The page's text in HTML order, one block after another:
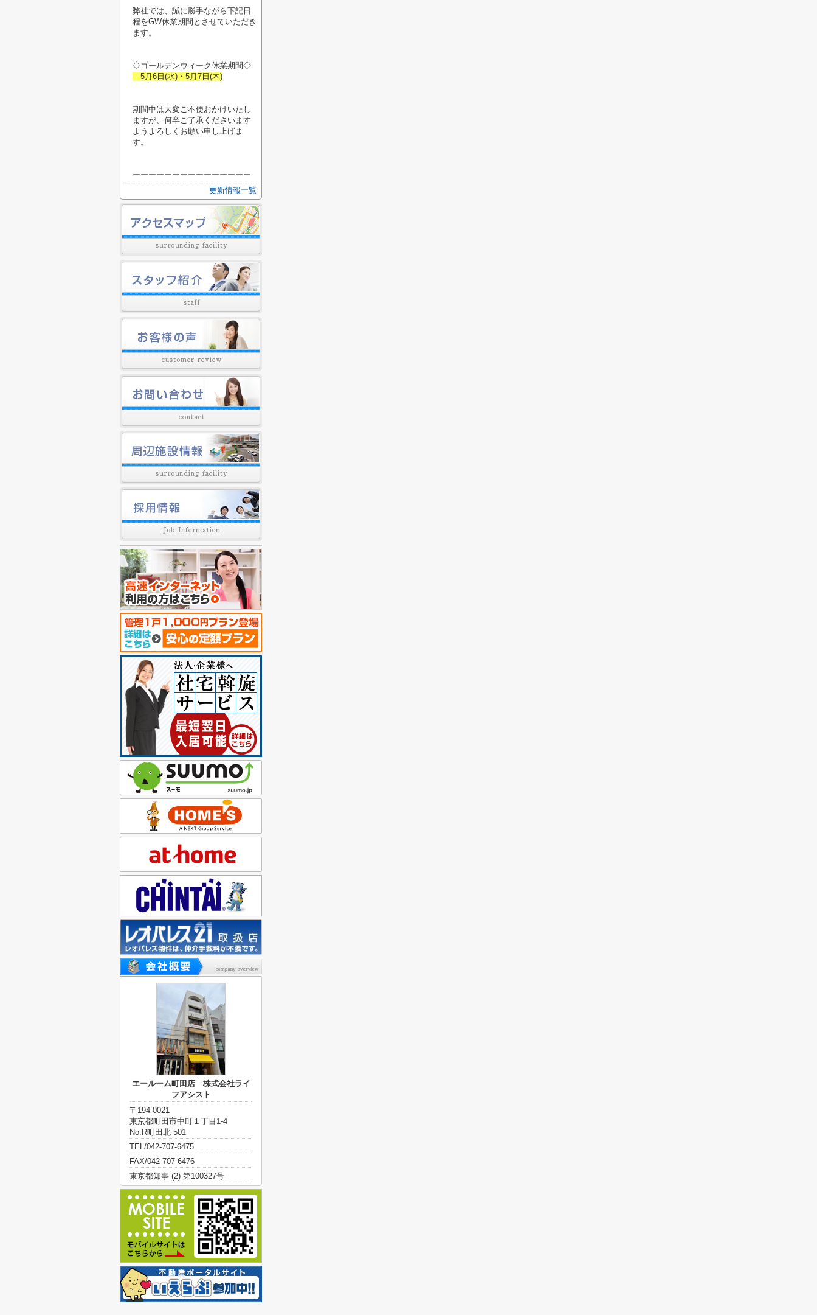
弊社では、誠に勝手ながら下記日
程をGW休業期間とさせていただき
ます。
◇ゴールデンウィーク休業期間◇
5月6日(水)・5月7日(木)
期間中は大変ご不便おかけいたし
ますが、何卒ご了承くださいます
ようよろしくお願い申し上げま
す。
ーーーーーーーーーーーーーーー
更新情報一覧
エールーム町田店 株式会社ライ
フアシスト
〒194-0021
東京都町田市中町１丁目1-4
No.R町田北 501
TEL/042-707-6475
FAX/042-707-6476
東京都知事 (2) 第100327号